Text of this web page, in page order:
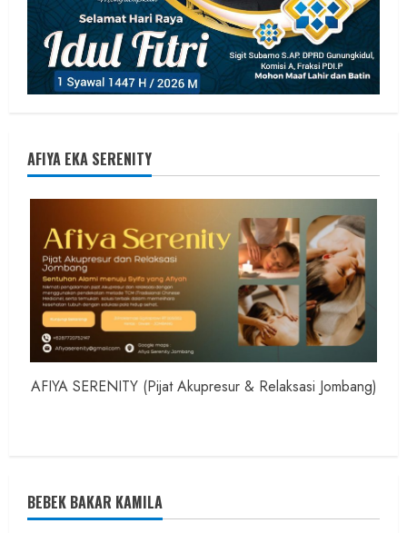
AFIYA EKA SERENITY
AFIYA SERENITY (Pijat Akupresur & Relaksasi Jombang)
BEBEK BAKAR KAMILA